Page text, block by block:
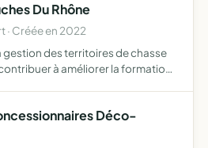
Du Rhône
· Créée en 2022
gestion des territoires de chasse
à améliorer la formation
Déco-